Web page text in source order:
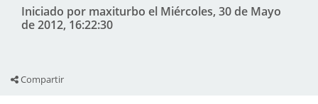
Iniciado por maxiturbo el Miércoles, 30 de Mayo
de 2012, 16:22:30
Compartir